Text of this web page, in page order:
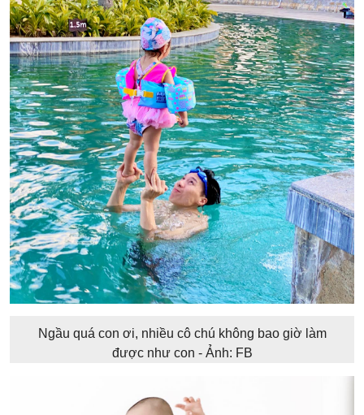
Ngầu quá con ơi, nhiều cô chú không bao giờ làm
được như con - Ảnh: FB